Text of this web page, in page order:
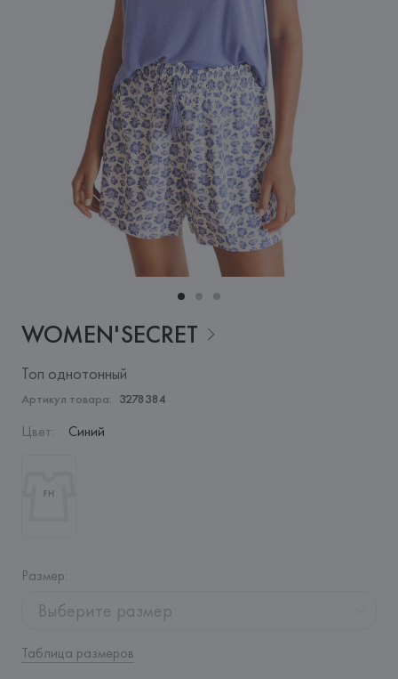
WOMEN'SECRET
Топ однотонный
Артикул товара: 3278384
Цвет: Синий
Размер:
Выберите размер
Таблица размеров